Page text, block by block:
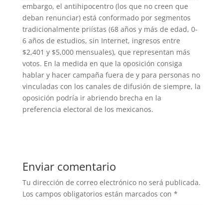
embargo, el antihipocentro (los que no creen que
deban renunciar) está conformado por segmentos
tradicionalmente priístas (68 años y más de edad, 0-
6 años de estudios, sin Internet, ingresos entre
$2,401 y $5,000 mensuales), que representan más
votos. En la medida en que la oposición consiga
hablar y hacer campaña fuera de y para personas no
vinculadas con los canales de difusión de siempre, la
oposición podría ir abriendo brecha en la
preferencia electoral de los mexicanos.
Enviar comentario
Tu dirección de correo electrónico no será publicada.
Los campos obligatorios están marcados con *